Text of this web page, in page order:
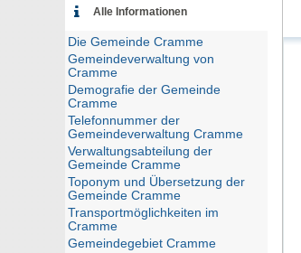
Alle Informationen
Die Gemeinde Cramme
Gemeindeverwaltung von
Cramme
Demografie der Gemeinde
Cramme
Telefonnummer der
Gemeindeverwaltung Cramme
Verwaltungsabteilung der
Gemeinde Cramme
Toponym und Übersetzung der
Gemeinde Cramme
Transportmöglichkeiten im
Cramme
Gemeindegebiet Cramme